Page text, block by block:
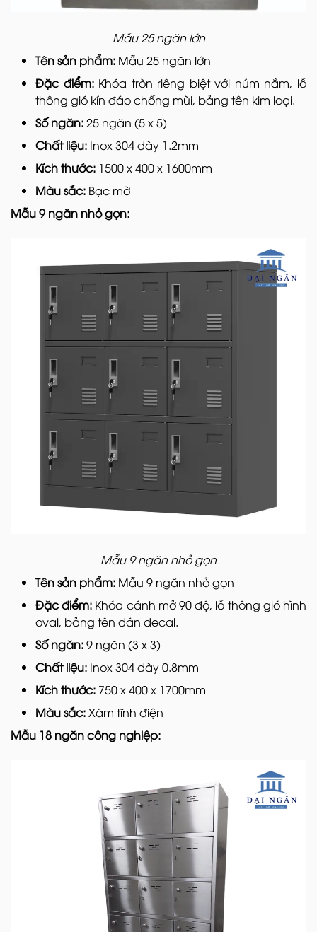
Mẫu 25 ngăn lớn
Tên sản phẩm: Mẫu 25 ngăn lớn
Đặc điểm: Khóa tròn riêng biệt với núm nắm, lỗ
thông gió kín đáo chống mùi, bảng tên kim loại.
Số ngăn:25 ngăn (5 x 5)
Chất liệu: Inox 304 dày 1.2mm
Kích thước: 1500 x 400 x 1600mm
Màu sắc: Bạc mờ
Mẫu 9 ngăn nhỏ gọn:
Mẫu 9 ngăn nhỏ gọn
Tên sản phẩm: Mẫu 9 ngăn nhỏ gọn
Đặc điểm: Khóa cánh mở 90 độ, lỗ thông gió hình
oval, bảng tên dán decal.
Số ngăn:9 ngăn (3 x 3)
Chất liệu: Inox 304 dày 0.8mm
Kích thước: 750 x 400 x 1700mm
Màu sắc:Xám tĩnh điện
Mẫu 18 ngăn công nghiệp: